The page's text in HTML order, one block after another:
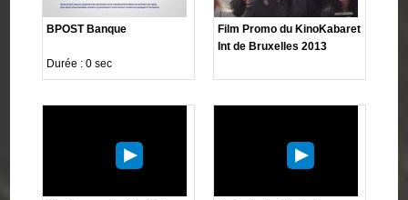
BPOST Banque
Durée : 0 sec
Film Promo du KinoKabaret
Int de Bruxelles 2013